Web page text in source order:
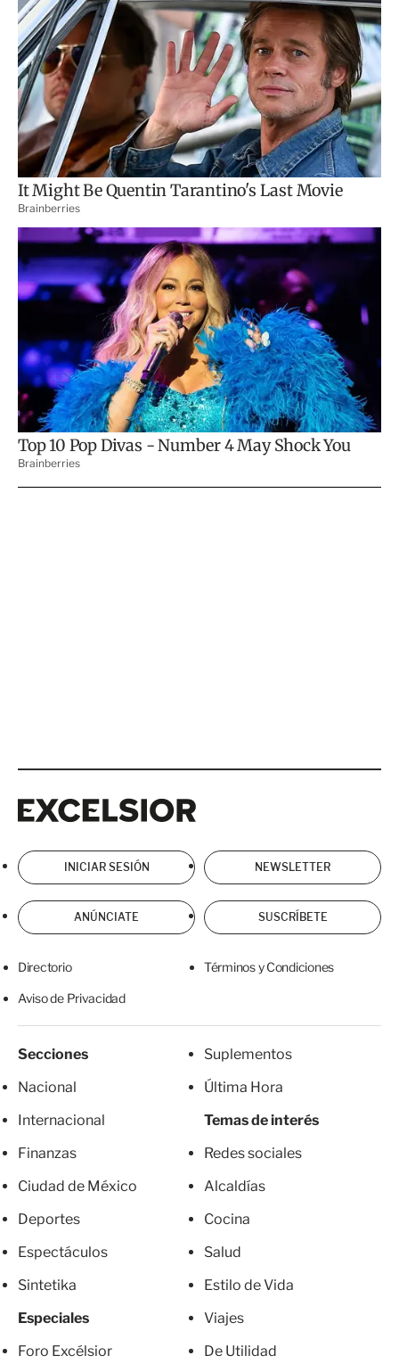
INICIAR SESIÓN NEWSLETTER
ANÚNCIATE SUSCRÍBETE
Directorio Términos y Condiciones
Aviso de Privacidad
Secciones
Nacional
Internacional
Finanzas
Ciudad de México
Deportes
Espectáculos
Sintetika
Especiales
Foro Excélsior
Suplementos
Última Hora
Temas de interés
Redes sociales
Alcaldías
Cocina
Salud
Estilo de Vida
Viajes
De Utilidad